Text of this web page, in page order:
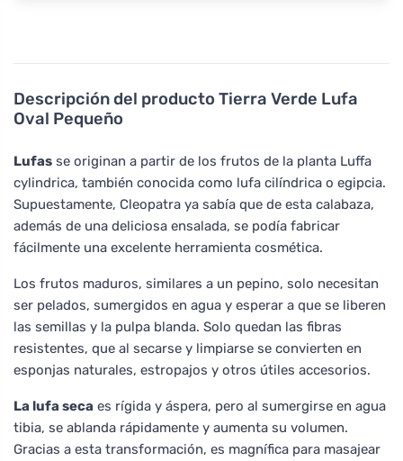
Descripción del producto Tierra Verde Lufa
Oval Pequeño
Lufas se originan a partir de los frutos de la planta Luffa
cylindrica, también conocida como lufa cilíndrica o egipcia.
Supuestamente, Cleopatra ya sabía que de esta calabaza,
además de una deliciosa ensalada, se podía fabricar
fácilmente una excelente herramienta cosmética.
Los frutos maduros, similares a un pepino, solo necesitan
ser pelados, sumergidos en agua y esperar a que se liberen
las semillas y la pulpa blanda. Solo quedan las fibras
resistentes, que al secarse y limpiarse se convierten en
esponjas naturales, estropajos y otros útiles accesorios.
La lufa seca es rígida y áspera, pero al sumergirse en agua
tibia, se ablanda rápidamente y aumenta su volumen.
Gracias a esta transformación, es magnífica para masajear